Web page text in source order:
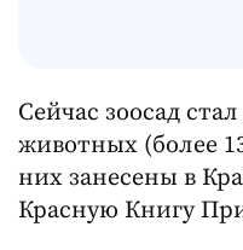
Сейчас зоосад
животных (более
них занесены в
Красную Книгу